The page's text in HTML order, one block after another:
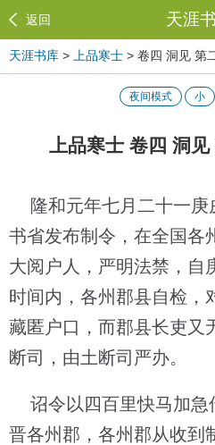
返回 天涯
天涯书库 > 上品寒士 > 卷四 洞见 第
夜间模式 小
上品寒士 卷四 洞见
隆和元年七月二十一庚
书省发布制令，在全国各
大阅户人，严明法禁，自
时间内，各州郡县自检，
藏匿户口，而郡县长吏又
断司，由土断司严办。
诏令以四百里快马加急
晋各州郡，各州郡从收到